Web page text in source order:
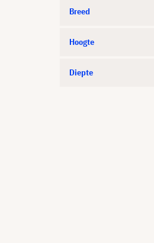
Breed
Hoogte
Diepte